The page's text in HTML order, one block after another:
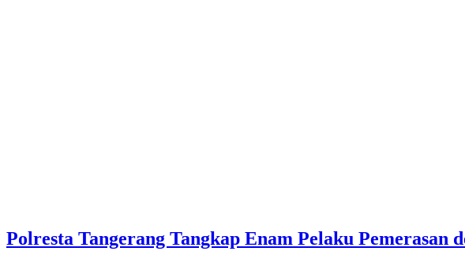
Polresta Tangerang Tangkap Enam Pelaku Pemerasan